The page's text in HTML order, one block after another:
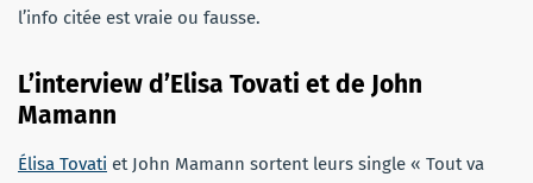
l’info citée est vraie ou fausse.
L’interview d’Elisa Tovati et de John
Mamann
Élisa Tovati et John Mamann sortent leurs single « Tout va